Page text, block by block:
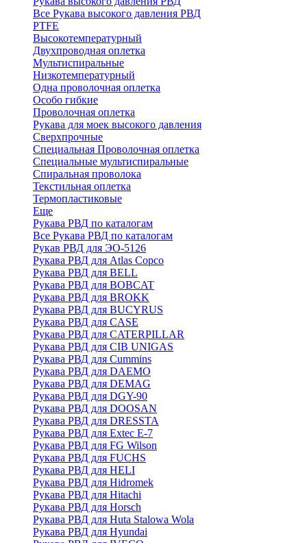
Все Рукава высокого давления РВД
PTFE
Высокотемпературный
Двухпроводная оплетка
Мультиспиральные
Низкотемпературный
Одна проволочная оплетка
Особо гибкие
Проволочная оплетка
Рукава для моек высокого давления
Сверхпрочные
Специальная Проволочная оплетка
Специальные мультиспиральные
Спиральная проволока
Текстильная оплетка
Термопластиковые
Еще
Рукава РВД по каталогам
Все Рукава РВД по каталогам
Рукав РВД для ЭО-5126
Рукава РВД для Atlas Copco
Рукава РВД для BELL
Рукава РВД для BOBCAT
Рукава РВД для BROKK
Рукава РВД для BUCYRUS
Рукава РВД для CASE
Рукава РВД для CATERPILLAR
Рукава РВД для CIB UNIGAS
Рукава РВД для Cummins
Рукава РВД для DAEMO
Рукава РВД для DEMAG
Рукава РВД для DGY-90
Рукава РВД для DOOSAN
Рукава РВД для DRESSTA
Рукава РВД для Extec E-7
Рукава РВД для FG Wilson
Рукава РВД для FUCHS
Рукава РВД для HELI
Рукава РВД для Hidromek
Рукава РВД для Hitachi
Рукава РВД для Horsch
Рукава РВД для Huta Stalowa Wola
Рукава РВД для Hyundai